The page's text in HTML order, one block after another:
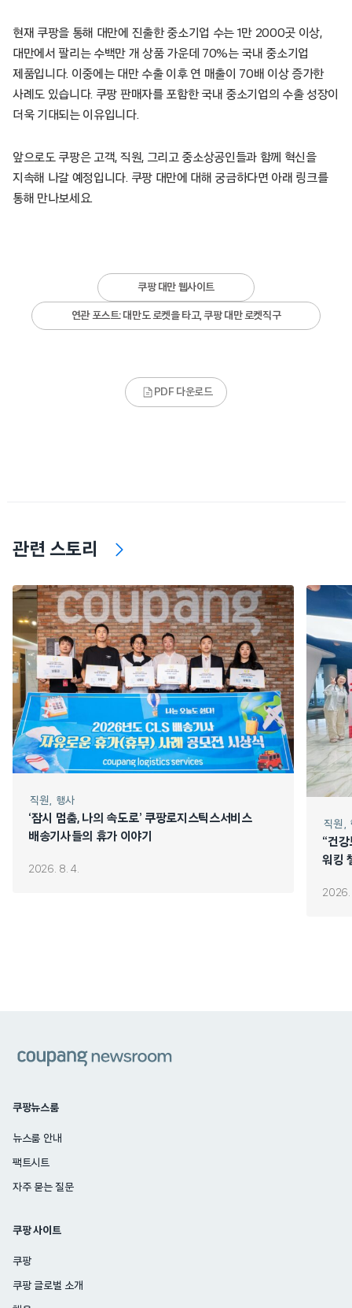
현재 쿠팡을 통해 대만에 진출한 중소기업 수는 1만 2000곳 이상,
대만에서 팔리는 수백만 개 상품 가운데 70%는 국내 중소기업
제품입니다. 이중에는 대만 수출 이후 연 매출이 70배 이상 증가한
사례도 있습니다. 쿠팡 판매자를 포함한 국내 중소기업의 수출 성장이
더욱 기대되는 이유입니다.
앞으로도 쿠팡은 고객, 직원, 그리고 중소상공인들과 함께 혁신을
지속해 나갈 예정입니다. 쿠팡 대만에 대해 궁금하다면 아래 링크를
통해 만나보세요.
쿠팡 대만 웹사이트
연관 포스트: 대만도 로켓을 타고, 쿠팡 대만 로켓직구
PDF 다운로드
관련 스토리
직원 행사
‘잠시 멈춤, 나의 속도로’ 쿠팡로지스틱스서비스
배송기사들의 휴가 이야기
2026. 8. 4.
직원
“건
워킹
2026.
쿠팡뉴스룸
뉴스룸 안내
팩트시트
자주 묻는 질문
쿠팡 사이트
쿠팡
쿠팡 글로벌 소개